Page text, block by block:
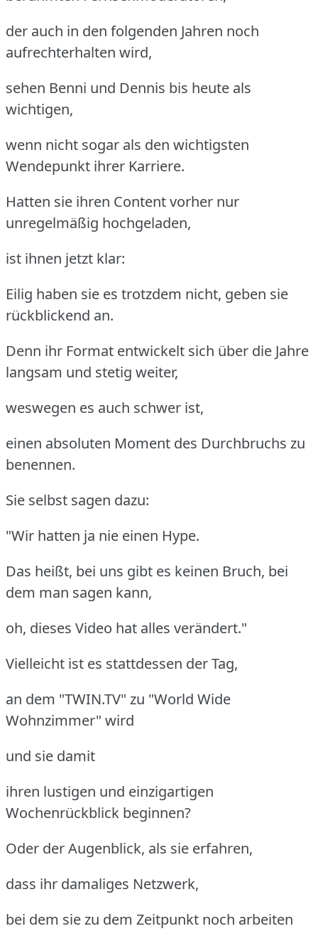
der auch in den folgenden Jahren noch
aufrechterhalten wird,
sehen Benni und Dennis bis heute als
wichtigen,
wenn nicht sogar als den wichtigsten
Wendepunkt ihrer Karriere.
Hatten sie ihren Content vorher nur
unregelmäßig hochgeladen,
ist ihnen jetzt klar:
Eilig haben sie es trotzdem nicht, geben sie
rückblickend an.
Denn ihr Format entwickelt sich über die Jahre
langsam und stetig weiter,
weswegen es auch schwer ist,
einen absoluten Moment des Durchbruchs zu
benennen.
Sie selbst sagen dazu:
"Wir hatten ja nie einen Hype.
Das heißt, bei uns gibt es keinen Bruch, bei
dem man sagen kann,
oh, dieses Video hat alles verändert."
Vielleicht ist es stattdessen der Tag,
an dem "TWIN.TV" zu "World Wide
Wohnzimmer" wird
und sie damit
ihren lustigen und einzigartigen
Wochenrückblick beginnen?
Oder der Augenblick, als sie erfahren,
dass ihr damaliges Netzwerk,
bei dem sie zu dem Zeitpunkt noch arbeiten